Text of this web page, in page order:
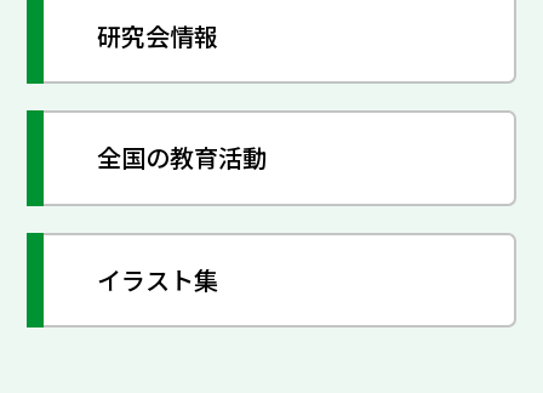
研究会情報
全国の教育活動
イラスト集